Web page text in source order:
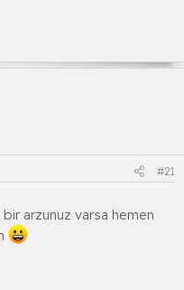
#21
arzunuz varsa hemen